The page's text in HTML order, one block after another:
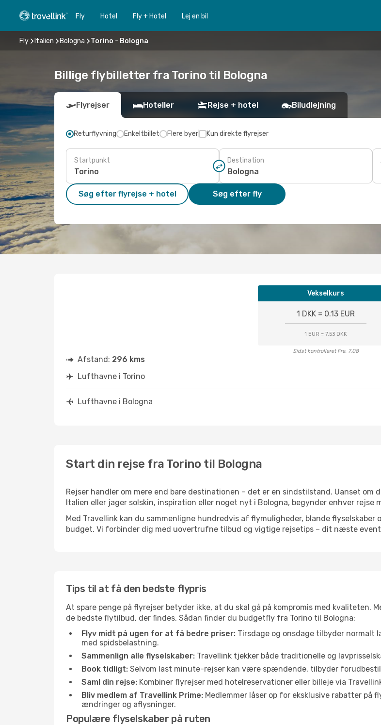
Fly Hotel Fly + Hotel Lej en bil
Fly Italien Bologna Torino - Bologna
Billige flybilletter fra Torino til Bologna
Flyrejser Hoteller Rejse + hotel Biludlejning
Returflyvning Enkeltbillet Flere byer Kun direkte flyrejser
Startpunkt Destination
Søg efter flyrejse + hotel Søg efter fly
Vekselkurs
1 DKK = 0.13 EUR
1 EUR = 7.53 DKK
Sidst kontrolleret Fre. 7.08
Afstand: 296 kms
Lufthavne i Torino
Lufthavne i Bologna
Start din rejse fra Torino til Bologna
Rejser handler om mere end bare destinationen – det er en sindstilstand. Uanset
Italien eller jager solskin, inspiration eller noget nyt i Bologna, begynder enhver rejse
Med Travellink kan du sammenligne hundredvis af flymuligheder, blande flyselskaber
budget. Vi forbinder dig med uovertrufne tilbud og vigtige rejsetips – dit næste
Tips til at få den bedste flypris
At spare penge på flyrejser betyder ikke, at du skal gå på kompromis med
de bedste flytilbud, der findes. Sådan finder du budgetfly fra Torino til Bologna:
Flyv midt på ugen for at få bedre priser: Tirsdage og onsdage tilbyder normalt
med spidsbelastning.
Sammenlign alle flyselskaber: Travellink tjekker både traditionelle og
Book tidligt: Selvom last minute-rejser kan være spændende, tilbyder
Saml din rejse: Kombiner flyrejser med hotelreservationer eller billeje via
Bliv medlem af Travellink Prime: Medlemmer låser op for eksklusive rabatter på
ændringer og aflysninger.
Populære flyselskaber på ruten